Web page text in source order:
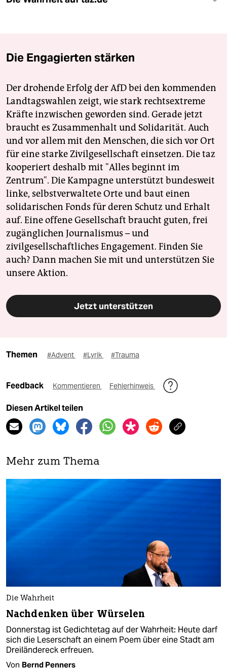
Die Engagierten stärken
Der drohende Erfolg der AfD bei den kommenden
Landtagswahlen zeigt, wie stark rechtsextreme
Kräfte inzwischen geworden sind. Gerade jetzt
braucht es Zusammenhalt und Solidarität. Auch
und vor allem mit den Menschen, die sich vor Ort
für eine starke Zivilgesellschaft einsetzen. Die taz
kooperiert deshalb mit "Alles beginnt im
Zentrum". Die Kampagne unterstützt bundesweit
linke, selbstverwaltete Orte und baut einen
solidarischen Fonds für deren Schutz und Erhalt
auf. Eine offene Gesellschaft braucht guten, frei
zugänglichen Journalismus – und
zivilgesellschaftliches Engagement. Finden Sie
auch? Dann machen Sie mit und unterstützen Sie
unsere Aktion.
Jetzt unterstützen
Themen #Advent #Lyrik #Trauma
Feedback Kommentieren Fehlerhinweis
Diesen Artikel teilen
Mehr zum Thema
Die Wahrheit
Nachdenken über Würselen
Donnerstag ist Gedichtetag auf der Wahrheit: Heute darf
sich die Leserschaft an einem Poem über eine Stadt am
Dreiländereck erfreuen.
Von Bernd Penners